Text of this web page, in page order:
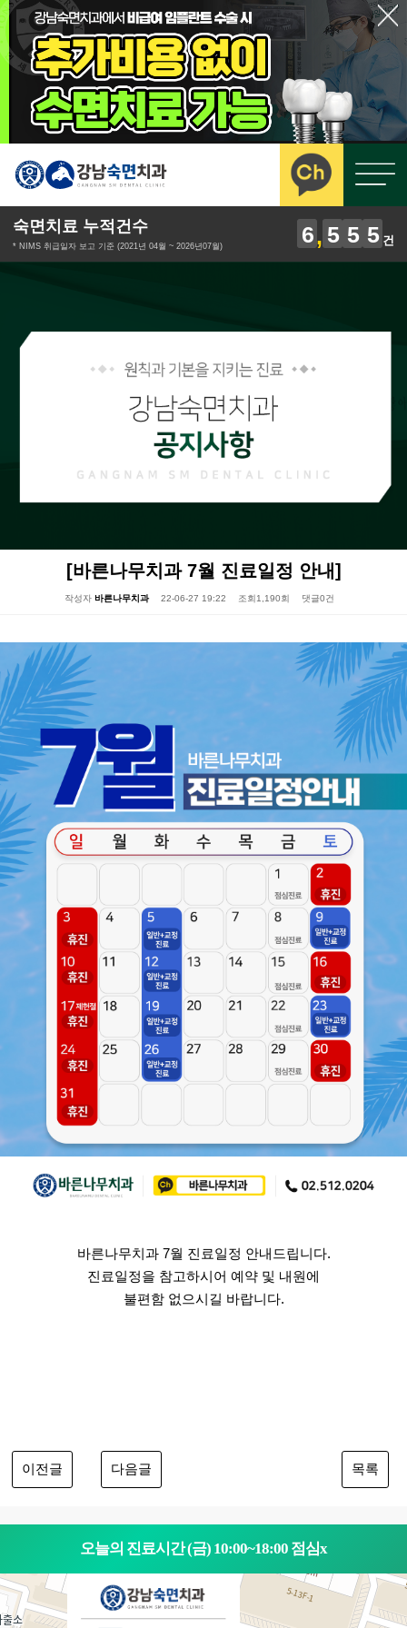
숙면치료 누적건수
* NIMS 취급일자 보고 기준 (2021년 04월 ~ 2026년07월) 6 5 5 5 건
[바른나무치과 7월 진료일정 안내]
작성자 바른나무치과 22-06-27 19:22 조회1,190회 댓글0건
바른나무치과 7월 진료일정 안내드립니다.
진료일정을 참고하시어 예약 및 내원에
불편함 없으시길 바랍니다.
이전글 다음글 목록
오늘의 진료시간 (금) 10:00~18:00 점심x